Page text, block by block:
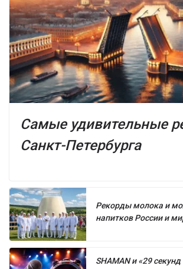
Самые удивительные
Санкт-Петербурга
Рекорды молока и
напитков России и
SHAMAN и «29